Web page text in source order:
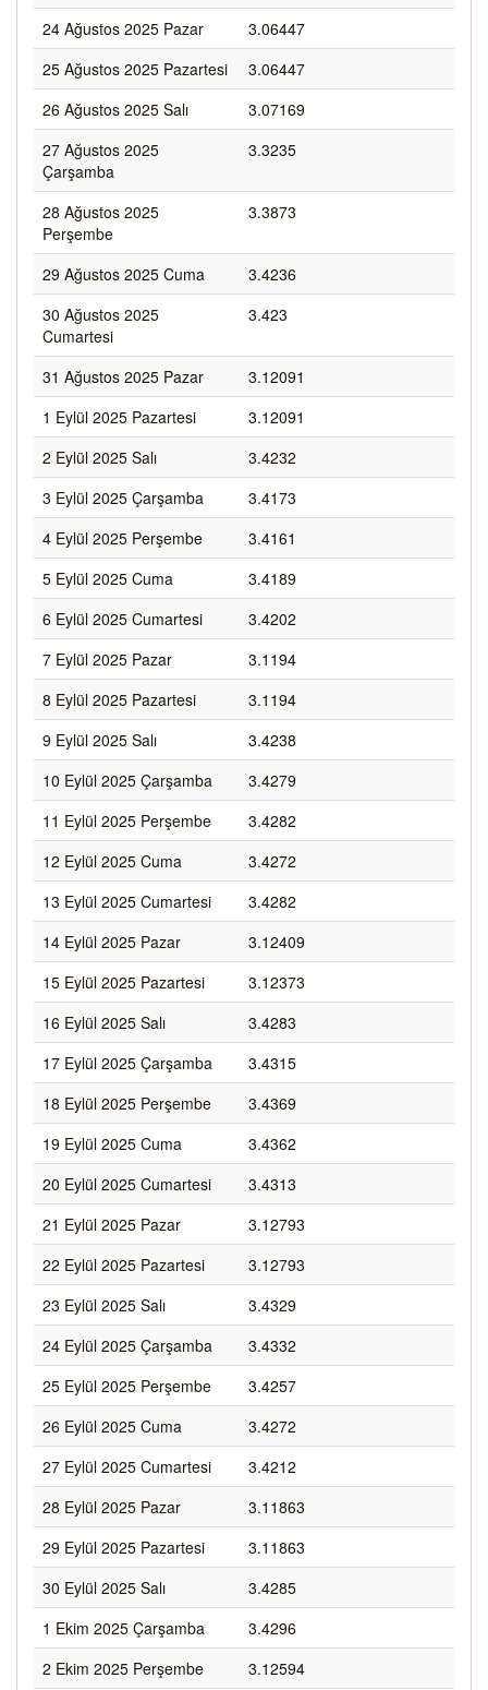
24 Ağustos 2025 Pazar
3.06447
25 Ağustos 2025 Pazartesi
3.06447
26 Ağustos 2025 Salı
3.07169
27 Ağustos 2025
Çarşamba
3.3235
28 Ağustos 2025
Perşembe
3.3873
29 Ağustos 2025 Cuma
3.4236
30 Ağustos 2025
Cumartesi
3.423
31 Ağustos 2025 Pazar
3.12091
1 Eylül 2025 Pazartesi
3.12091
2 Eylül 2025 Salı
3.4232
3 Eylül 2025 Çarşamba
3.4173
4 Eylül 2025 Perşembe
3.4161
5 Eylül 2025 Cuma
3.4189
6 Eylül 2025 Cumartesi
3.4202
7 Eylül 2025 Pazar
3.1194
8 Eylül 2025 Pazartesi
3.1194
9 Eylül 2025 Salı
3.4238
10 Eylül 2025 Çarşamba
3.4279
11 Eylül 2025 Perşembe
3.4282
12 Eylül 2025 Cuma
3.4272
13 Eylül 2025 Cumartesi
3.4282
14 Eylül 2025 Pazar
3.12409
15 Eylül 2025 Pazartesi
3.12373
16 Eylül 2025 Salı
3.4283
17 Eylül 2025 Çarşamba
3.4315
18 Eylül 2025 Perşembe
3.4369
19 Eylül 2025 Cuma
3.4362
20 Eylül 2025 Cumartesi
3.4313
21 Eylül 2025 Pazar
3.12793
22 Eylül 2025 Pazartesi
3.12793
23 Eylül 2025 Salı
3.4329
24 Eylül 2025 Çarşamba
3.4332
25 Eylül 2025 Perşembe
3.4257
26 Eylül 2025 Cuma
3.4272
27 Eylül 2025 Cumartesi
3.4212
28 Eylül 2025 Pazar
3.11863
29 Eylül 2025 Pazartesi
3.11863
30 Eylül 2025 Salı
3.4285
1 Ekim 2025 Çarşamba
3.4296
2 Ekim 2025 Perşembe
3.12594